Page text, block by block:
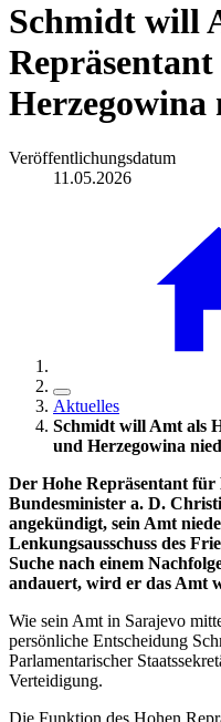
Schmidt will
Herzegowina
Veröffentlichungsdatum
11.05.2026
Aktuelles
Schmidt will Amt als
und Herzegowina
Der Hohe Repräsentant für
Bundesminister a. D.
angekündigt, sein Amt
Lenkungsausschuss des
Suche nach einem
andauert, wird er das Amt
Wie sein Amt in Sarajevo
persönliche Entscheidung
Parlamentarischer
Verteidigung.
Die Funktion des Hohen